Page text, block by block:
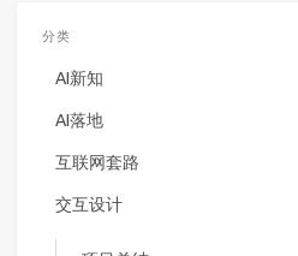
分类
AI新知
AI落地
互联网套路
交互设计